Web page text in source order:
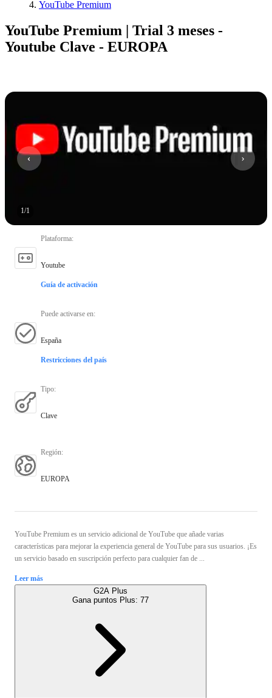
YouTube Premium
YouTube Premium | Trial 3 meses -
Youtube Clave - EUROPA
1/1
Plataforma:
Youtube
Guía de activación
Puede activarse en:
España
Restricciones del país
Tipo:
Clave
Región:
EUROPA
YouTube Premium es un servicio adicional de YouTube que añade varias
características para mejorar la experiencia general de YouTube para sus usuarios. ¡Es
un servicio basado en suscripción perfecto para cualquier fan de ...
Leer más
G2A Plus
Gana puntos Plus: 77